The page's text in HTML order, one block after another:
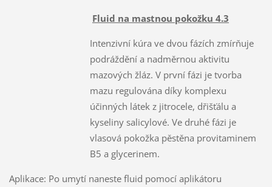
Fluid na mastnou pokožku 4.3
Intenzivní kúra ve dvou fázích zmírňuje
podráždění a nadměrnou aktivitu
mazových žláz. V první fázi je tvorba
mazu regulována díky komplexu
účinných látek z jitrocele, dřišťálu a
kyseliny salicylové. Ve druhé fázi je
vlasová pokožka pěstěna provitaminem
B5 a glycerinem.
Aplikace: Po umytí naneste fluid pomocí aplikátoru